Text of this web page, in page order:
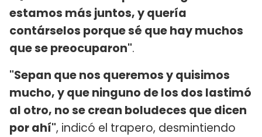
estamos más juntos, y quería
contárselos porque sé que hay muchos
que se preocuparon".
"Sepan que nos queremos y quisimos
mucho, y que ninguno de los dos lastimó
al otro, no se crean boludeces que dicen
por ahí", indicó el trapero, desmintiendo